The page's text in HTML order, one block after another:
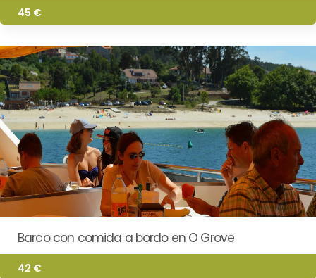
45 €
Barco con comida a bordo en O Grove
42 €